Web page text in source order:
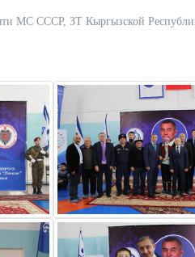
МС СССР, ЗТ Кыргызской